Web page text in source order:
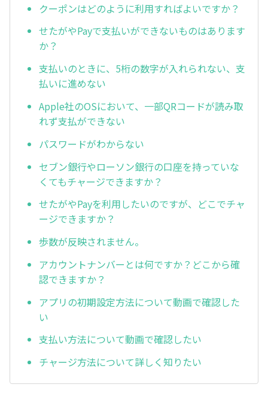
クーポンはどのように利用すればよいですか？
せたがやPayで支払いができないものはあります
か？
支払いのときに、5桁の数字が入れられない、支
払いに進めない
Apple社のOSにおいて、一部QRコードが読み取
れず支払ができない
パスワードがわからない
セブン銀行やローソン銀行の口座を持っていな
くてもチャージできますか？
せたがやPayを利用したいのですが、どこでチャ
ージできますか？
歩数が反映されません。
アカウントナンバーとは何ですか？どこから確
認できますか？
アプリの初期設定方法について動画で確認した
い
支払い方法について動画で確認したい
チャージ方法について詳しく知りたい